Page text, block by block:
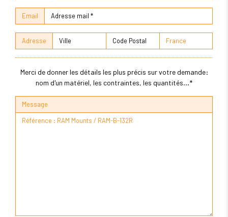
Email
Adresse
Merci de donner les détails les plus précis sur votre demande:
nom d'un matériel, les contraintes, les quantités...*
Message